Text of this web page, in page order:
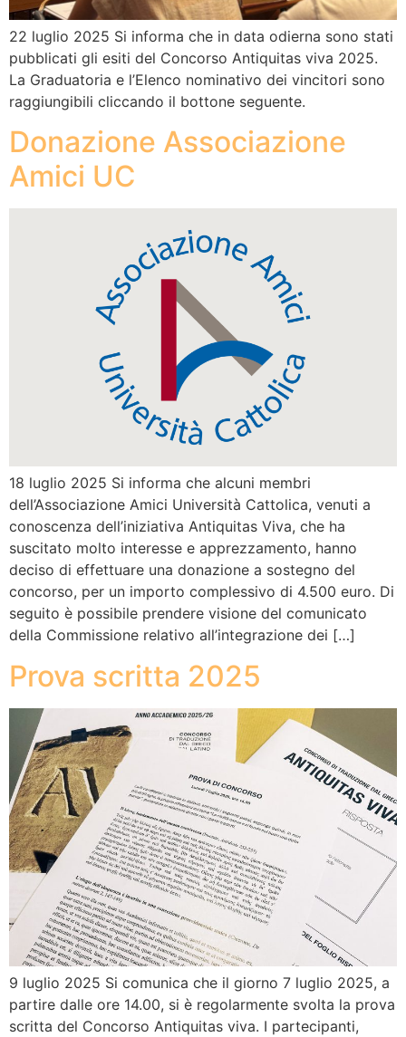
22 luglio 2025 Si informa che in data odierna sono stati
pubblicati gli esiti del Concorso Antiquitas viva 2025.
La Graduatoria e l’Elenco nominativo dei vincitori sono
raggiungibili cliccando il bottone seguente.
Donazione Associazione
Amici UC
18 luglio 2025 Si informa che alcuni membri
dell’Associazione Amici Università Cattolica, venuti a
conoscenza dell’iniziativa Antiquitas Viva, che ha
suscitato molto interesse e apprezzamento, hanno
deciso di effettuare una donazione a sostegno del
concorso, per un importo complessivo di 4.500 euro. Di
seguito è possibile prendere visione del comunicato
della Commissione relativo all’integrazione dei […]
Prova scritta 2025
9 luglio 2025 Si comunica che il giorno 7 luglio 2025, a
partire dalle ore 14.00, si è regolarmente svolta la prova
scritta del Concorso Antiquitas viva. I partecipanti,